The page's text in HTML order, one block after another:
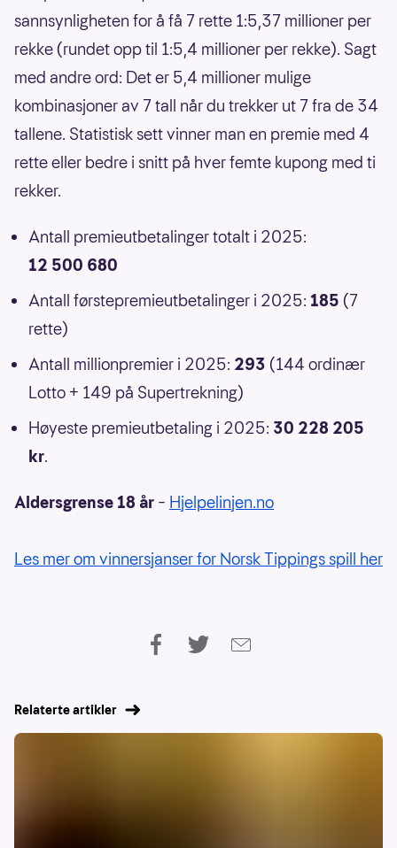
sannsynligheten for å få 7 rette 1:5,37 millioner per
rekke (rundet opp til 1:5,4 millioner per rekke). Sagt
med andre ord: Det er 5,4 millioner mulige
kombinasjoner av 7 tall når du trekker ut 7 fra de 34
tallene. Statistisk sett vinner man en premie med 4
rette eller bedre i snitt på hver femte kupong med ti
rekker.
Antall premieutbetalinger totalt i 2025:
12 500 680
Antall førstepremieutbetalinger i 2025: 185 (7
rette)
Antall millionpremier i 2025: 293 (144 ordinær
Lotto + 149 på Supertrekning)
Høyeste premieutbetaling i 2025: 30 228 205
kr.
Aldersgrense 18 år – Hjelpelinjen.no
Les mer om vinnersjanser for Norsk Tippings spill her
Relaterte artikler